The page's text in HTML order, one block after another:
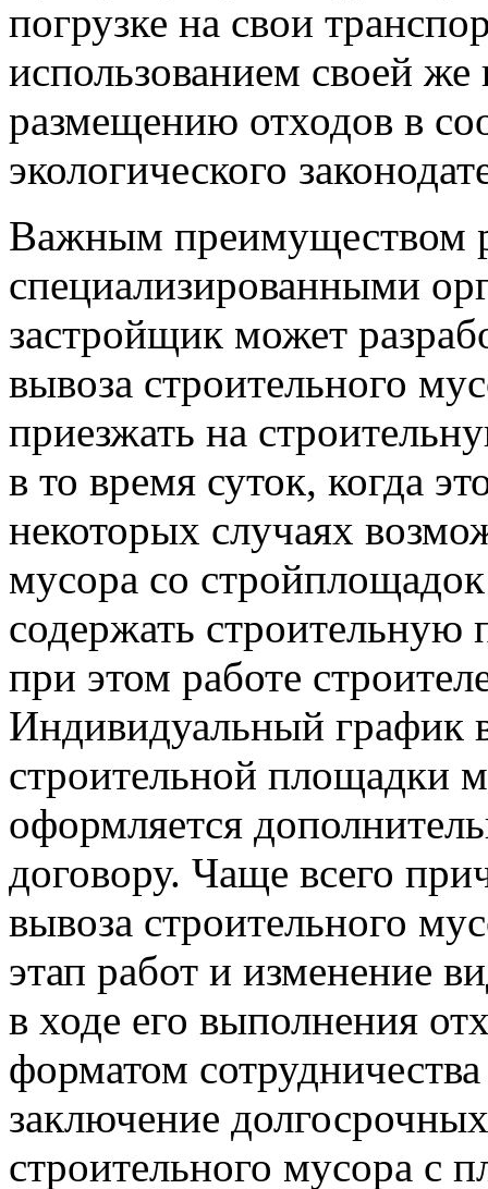
погрузке на свои
использованием своей
размещению отходов в
экологического
Важным преимуществом
специализированными
застройщик может
вывоза строительного
приезжать на
в то время суток, когда
некоторых случаях
мусора со
содержать
при этом работе
Индивидуальный график
строительной площадки
оформляется
договору. Чаще всего
вывоза строительного
этап работ и изменение
в ходе его выполнения
форматом
заключение
строительного мусора с